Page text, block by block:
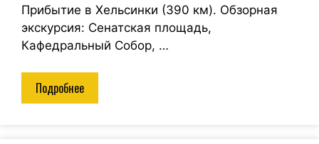
Прибытие в Хельсинки (390 км). Обзорная
экскурсия: Сенатская площадь,
Кафедральный Собор, …
Подробнее